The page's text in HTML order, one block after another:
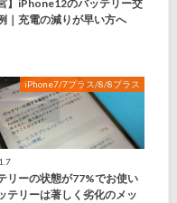
宮】iPhone12のバッテリー交
｜充電の減りが早い方へ
iPhone7/7プラス/8/8プラス
リーの状態が77%でお使い
テリーは著しく劣化のメッ